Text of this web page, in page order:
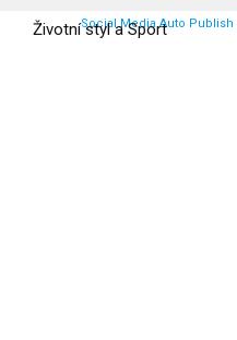
Životní styl a Sport
Social Media Auto Publish